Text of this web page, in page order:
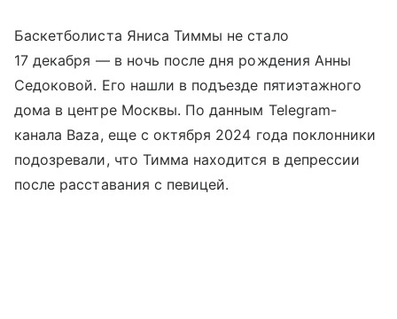
Баскетболиста Яниса Тиммы не стало
17 декабря — в ночь после дня рождения Анны
Седоковой. Его нашли в подъезде пятиэтажного
дома в центре Москвы. По данным Telegram-
канала Baza, еще с октября 2024 года поклонники
подозревали, что Тимма находится в депрессии
после расставания с певицей.